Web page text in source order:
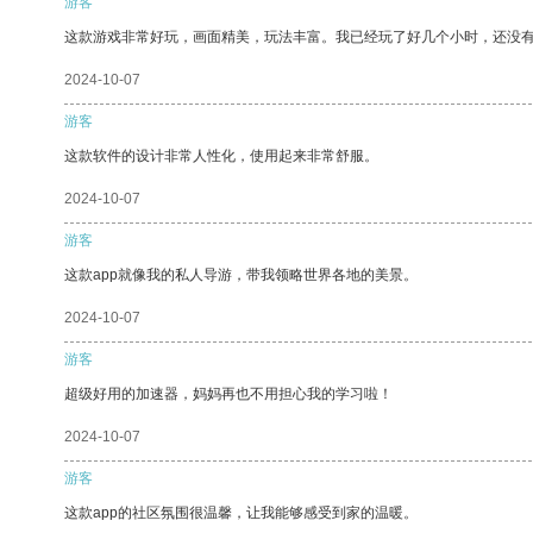
这款游戏非常好玩，画面精美，玩法丰富。我已经玩了好几个小时，还没
2024-10-07
游客
这款软件的设计非常人性化，使用起来非常舒服。
2024-10-07
游客
这款app就像我的私人导游，带我领略世界各地的美景。
2024-10-07
游客
超级好用的加速器，妈妈再也不用担心我的学习啦！
2024-10-07
游客
这款app的社区氛围很温馨，让我能够感受到家的温暖。